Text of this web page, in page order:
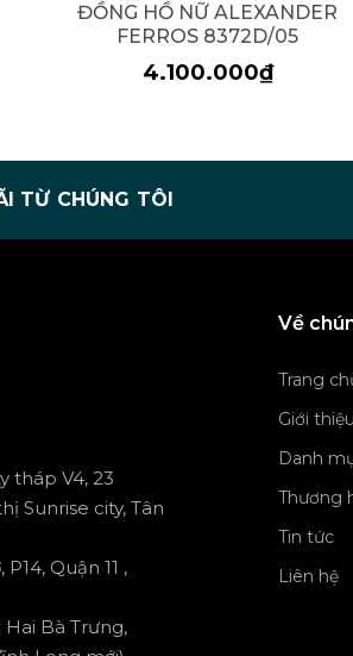
ĐỒNG HỒ NỮ ALEXANDER
FERROS 8372D/05
4.100.000₫
TỪ CHÚNG TÔI
tháp V4, 23
Sunrise city, Tân
Quận 11 ,
Bà Trưng,
Về
Trang
Giới thiệu
Danh
Thương
Tin tức
Liên hệ